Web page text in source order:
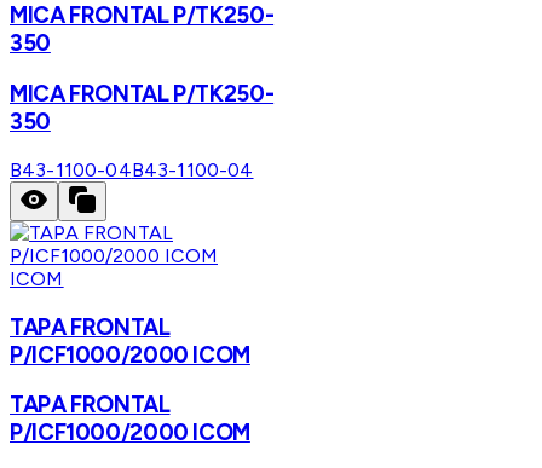
MICA FRONTAL P/TK250-
350
MICA FRONTAL P/TK250-
350
B43-1100-04B43-1100-04
ICOM
TAPA FRONTAL
P/ICF1000/2000 ICOM
TAPA FRONTAL
P/ICF1000/2000 ICOM